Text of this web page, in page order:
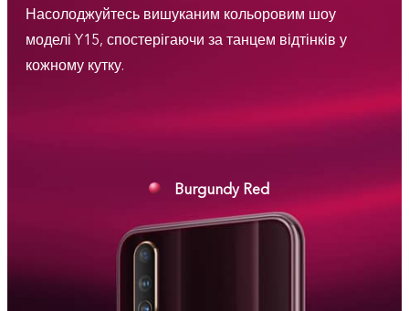
Насолоджуйтесь вишуканим кольоровим шоу
моделі Y15, спостерігаючи за танцем відтінків у
кожному кутку.
Burgundy Red